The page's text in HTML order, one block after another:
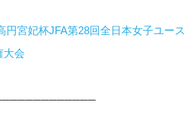
円宮妃杯JFA第28回全日本女子ユース
大会
─────────────